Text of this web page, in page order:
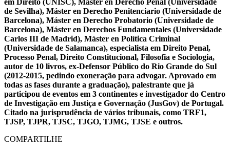
de Sevilha), Máster en Derecho Penitenciario (Universidade de
Barcelona), Máster en Derecho Probatorio (Universidade de
Barcelona), Máster en Derechos Fundamentales (Universidade
Carlos III de Madrid), Máster en Política Criminal
(Universidade de Salamanca), especialista em Direito Penal,
Processo Penal, Direito Constitucional, Filosofia e Sociologia,
autor de 10 livros, ex-Defensor Público do Rio Grande do Sul
(2012-2015, pedindo exoneração para advogar. Aprovado em
todas as fases durante a graduação), palestrante que já
participou de eventos em 3 continentes e investigador do Centro
de Investigação em Justiça e Governação (JusGov) de Portugal.
Citado na jurisprudência de vários tribunais, como TRF1,
TJSP, TJPR, TJSC, TJGO, TJMG, TJSE e outros.
COMPARTILHE